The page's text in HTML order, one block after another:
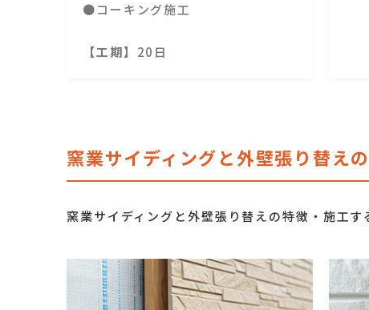
●コーキング施工
【工期】 20日
窯業サイディングと外壁張り替え
窯業サイディングと外壁張り替えの特徴・施工す